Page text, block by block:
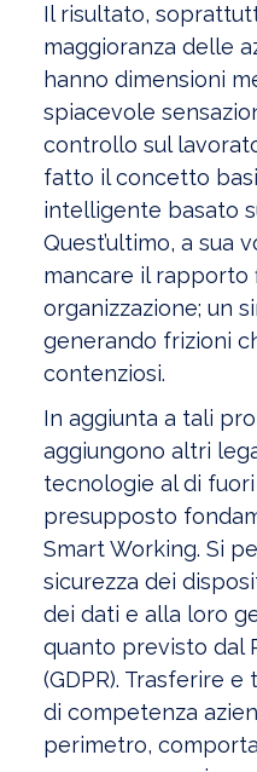
Il risultato,
maggioranza delle
hanno dimensioni
spiacevole
controllo sul
fatto il concetto
intelligente basato
Quest’ultimo, a sua
mancare il rapporto
organizzazione; un
generando frizioni
contenziosi.
In aggiunta a tali
aggiungono altri
tecnologie al di fuori
presupposto
Smart Working. Si
sicurezza dei
dei dati e alla loro
quanto previsto dal
(GDPR). Trasferire
di competenza
perimetro,